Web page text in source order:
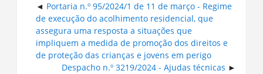
Portaria n.º 95/2024/1 de 11 de março - Regime
de execução do acolhimento residencial, que
assegura uma resposta a situações que
impliquem a medida de promoção dos direitos e
de proteção das crianças e jovens em perigo
Despacho n.º 3219/2024 - Ajudas técnicas